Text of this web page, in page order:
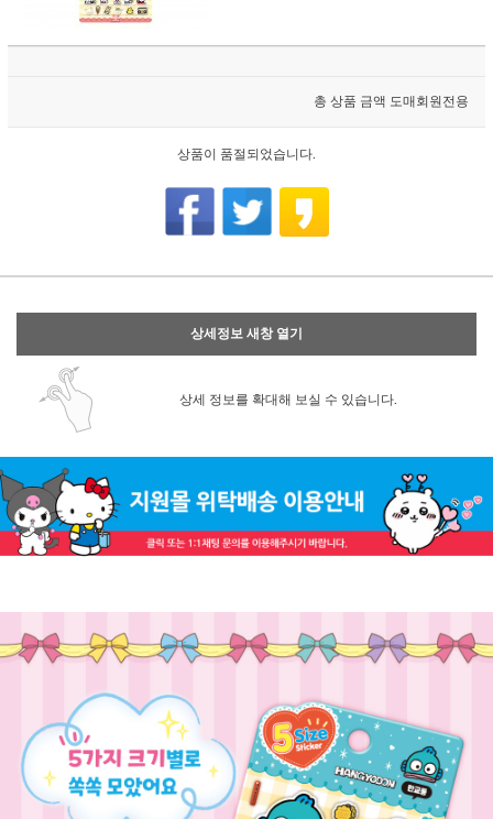
총 상품 금액 도매회원전용
상품이 품절되었습니다.
상세정보 새창 열기
상세 정보를 확대해 보실 수 있습니다.